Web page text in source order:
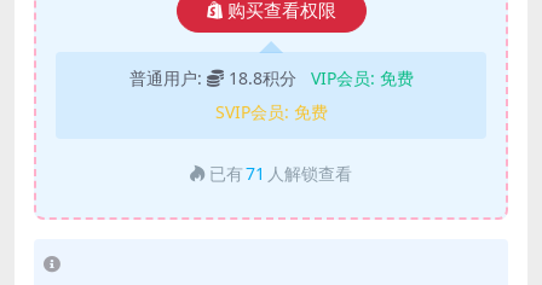
购买查看权限
普通用户: 18.8积分 VIP会员: 免费
SVIP会员: 免费
已有71 人解锁查看